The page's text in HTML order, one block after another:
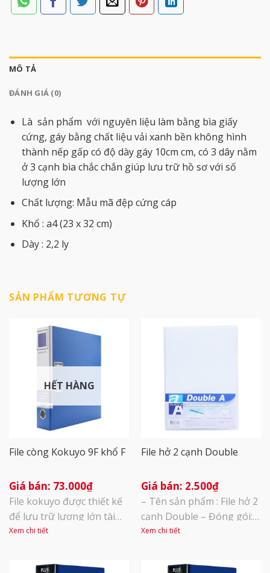
MÔ TẢ
ĐÁNH GIÁ (0)
Là sản phẩm với nguyên liệu làm bằng bìa giấy
cứng, gáy bằng chất liệu vải xanh bền không hình
thành nếp gấp có độ dày gáy 10cm cm, có 3 dây nằm
ở 3 cạnh bìa chắc chắn giúp lưu trữ hồ sơ với số
lượng lớn
Chất lượng: Mẫu mã đệp cứng cáp
Khổ : a4 (23 x 32 cm)
Dày : 2,2 ly
SẢN PHẨM TƯƠNG TỰ
HẾT HÀNG
File còng Kokuyo 9F khổ F
73.000₫
File kokuyo được thiết kế
để lưu trữ lượng lớn tài
liệu. Kẹp nhựa chặn tài
của KOKUYO, giúp định vị
Xem chi tiết
File hở 2 cạnh Double
2.500₫
– Tên sản phẩm : File hở 2
cạnh Double – Đóng gói:
Túi 12 chiếc – Với thiết kế
liệu, cất vào sẽ trở nên
Xem chi tiết